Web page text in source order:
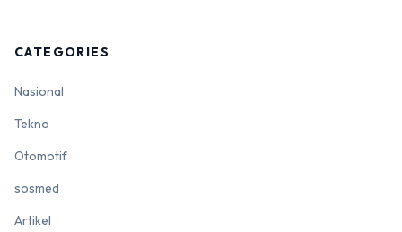
CATEGORIES
Nasional
Tekno
Otomotif
sosmed
Artikel